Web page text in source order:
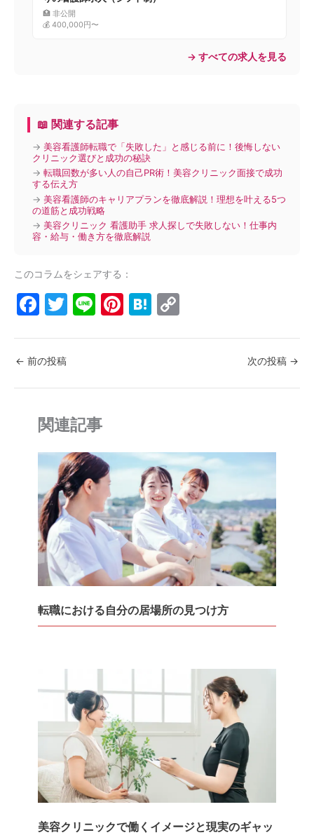
🏥 非公開
💰 400,000円〜
→ すべての求人を見る
📖 関連する記事
→ 美容看護師転職で「失敗した」と感じる前に！後悔しない
クリニック選びと成功の秘訣
→ 転職回数が多い人の自己PR術！美容クリニック面接で成功
する伝え方
→ 美容看護師のキャリアプランを徹底解説！理想を叶える5つ
の道筋と成功戦略
→ 美容クリニック 看護助手 求人探しで失敗しない！仕事内
容・給与・働き方を徹底解説
このコラムをシェアする：
F
e
b
o
o
k
T
Li Pi
st
H
a Li
← 前の投稿 次の投稿 →
関連記事
転職における自分の居場所の見つけ方
美容クリニックで働くイメージと現実のギャッ